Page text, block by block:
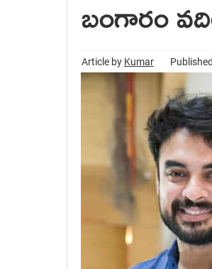
బంగారం
Article by Kumar